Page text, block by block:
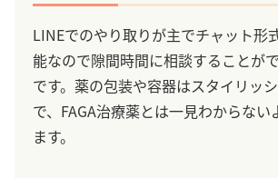
LINEでのやり取りが主でチャット形
能なので隙間時間に相談することが
です。薬の包装や容器はスタイリッ
で、FAGA治療薬とは一見わからない
ます。